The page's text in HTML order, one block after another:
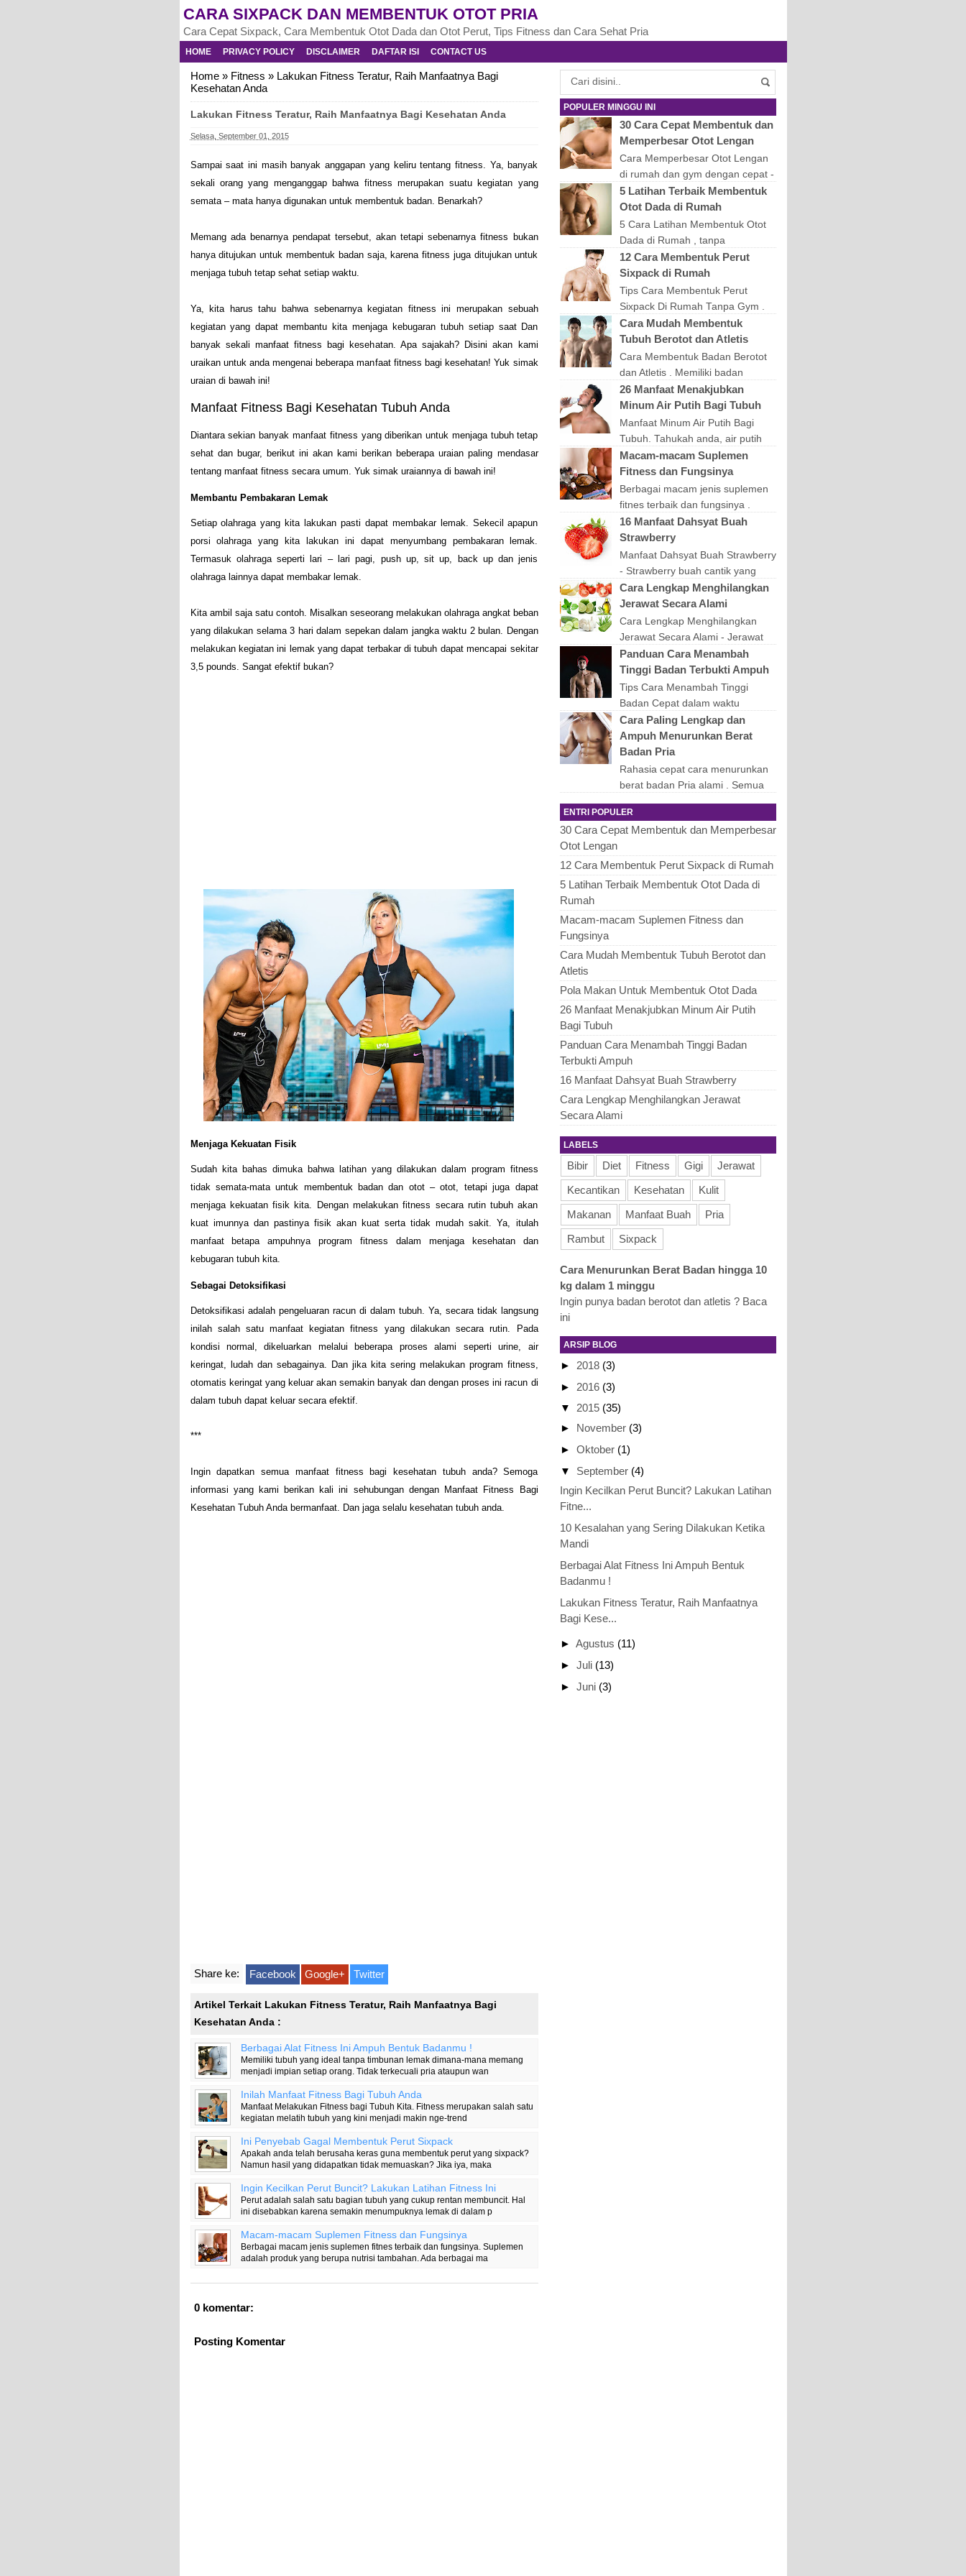
CARA SIXPACK DAN MEMBENTUK OTOT PRIA
Cara Cepat Sixpack, Cara Membentuk Otot Dada dan Otot Perut, Tips Fitness dan Cara Sehat Pria
HOME PRIVACY POLICY DISCLAIMER DAFTAR ISI CONTACT US
Home» Fitness » Lakukan Fitness Teratur, Raih Manfaatnya Bagi
Kesehatan Anda
Lakukan Fitness Teratur, Raih Manfaatnya Bagi Kesehatan Anda
Selasa, September 01, 2015
Sampai saat ini masih banyak anggapan yang keliru tentang fitness. Ya, banyak
sekali orang yang menganggap bahwa fitness merupakan suatu kegiatan yang
semata – mata hanya digunakan untuk membentuk badan. Benarkah?
Memang ada benarnya pendapat tersebut, akan tetapi sebenarnya fitness bukan
hanya ditujukan untuk membentuk badan saja, karena fitness juga ditujukan untuk
menjaga tubuh tetap sehat setiap waktu.
Ya, kita harus tahu bahwa sebenarnya kegiatan fitness ini merupakan sebuah
kegiatan yang dapat membantu kita menjaga kebugaran tubuh setiap saat Dan
banyak sekali manfaat fitness bagi kesehatan. Apa sajakah? Disini akan kami
uraikan untuk anda mengenai beberapa manfaat fitness bagi kesehatan! Yuk simak
uraian di bawah ini!
Manfaat Fitness Bagi Kesehatan Tubuh Anda
Diantara sekian banyak manfaat fitness yang diberikan untuk menjaga tubuh tetap
sehat dan bugar, berikut ini akan kami berikan beberapa uraian paling mendasar
tentang manfaat fitness secara umum. Yuk simak uraiannya di bawah ini!
Membantu Pembakaran Lemak
Setiap olahraga yang kita lakukan pasti dapat membakar lemak. Sekecil apapun
porsi olahraga yang kita lakukan ini dapat menyumbang pembakaran lemak.
Termasuk olahraga seperti lari – lari pagi, push up, sit up, back up dan jenis
olahraga lainnya dapat membakar lemak.
Kita ambil saja satu contoh. Misalkan seseorang melakukan olahraga angkat beban
yang dilakukan selama 3 hari dalam sepekan dalam jangka waktu 2 bulan. Dengan
melakukan kegiatan ini lemak yang dapat terbakar di tubuh dapat mencapai sekitar
3,5 pounds. Sangat efektif bukan?
Menjaga Kekuatan Fisik
Sudah kita bahas dimuka bahwa latihan yang dilakukan dalam program fitness
tidak semata-mata untuk membentuk badan dan otot – otot, tetapi juga dapat
menjaga kekuatan fisik kita. Dengan melakukan fitness secara rutin tubuh akan
kuat imunnya dan pastinya fisik akan kuat serta tidak mudah sakit. Ya, itulah
manfaat betapa ampuhnya program fitness dalam menjaga kesehatan dan
kebugaran tubuh kita.
Sebagai Detoksifikasi
Detoksifikasi adalah pengeluaran racun di dalam tubuh. Ya, secara tidak langsung
inilah salah satu manfaat kegiatan fitness yang dilakukan secara rutin. Pada
kondisi normal, dikeluarkan melalui beberapa proses alami seperti urine, air
keringat, ludah dan sebagainya. Dan jika kita sering melakukan program fitness,
otomatis keringat yang keluar akan semakin banyak dan dengan proses ini racun di
dalam tubuh dapat keluar secara efektif.
***
Ingin dapatkan semua manfaat fitness bagi kesehatan tubuh anda? Semoga
informasi yang kami berikan kali ini sehubungan dengan Manfaat Fitness Bagi
Kesehatan Tubuh Anda bermanfaat. Dan jaga selalu kesehatan tubuh anda.
Share ke: Facebook Google+ Twitter
Artikel Terkait Lakukan Fitness Teratur, Raih Manfaatnya Bagi
Kesehatan Anda :
Berbagai Alat Fitness Ini Ampuh Bentuk Badanmu !
Memiliki tubuh yang ideal tanpa timbunan lemak dimana-mana memang
menjadi impian setiap orang. Tidak terkecuali pria ataupun wan
Inilah Manfaat Fitness Bagi Tubuh Anda
Manfaat Melakukan Fitness bagi Tubuh Kita. Fitness merupakan salah satu
kegiatan melatih tubuh yang kini menjadi makin nge-trend
Ini Penyebab Gagal Membentuk Perut Sixpack
Apakah anda telah berusaha keras guna membentuk perut yang sixpack?
Namun hasil yang didapatkan tidak memuaskan? Jika iya, maka
Ingin Kecilkan Perut Buncit? Lakukan Latihan Fitness Ini
Perut adalah salah satu bagian tubuh yang cukup rentan membuncit. Hal
ini disebabkan karena semakin menumpuknya lemak di dalam p
Macam-macam Suplemen Fitness dan Fungsinya
Berbagai macam jenis suplemen fitnes terbaik dan fungsinya. Suplemen
adalah produk yang berupa nutrisi tambahan. Ada berbagai ma
0 komentar:
Posting Komentar
POPULER MINGGU INI
30 Cara Cepat Membentuk dan
Memperbesar Otot Lengan
Cara Memperbesar Otot Lengan
di rumah dan gym dengan cepat -
Memiliki tangan / lengan (biceps)
yang berotot dan atletis tentu
membuat nila...
5 Latihan Terbaik Membentuk
Otot Dada di Rumah
5 Cara Latihan Membentuk Otot
Dada di Rumah , tanpa
menggunakan alat, tanpa harus
ke Gym - Memiliki dada yang
bidang adalah impian banya...
12 Cara Membentuk Perut
Sixpack di Rumah
Tips Cara Membentuk Perut
Sixpack Di Rumah Tanpa Gym .
Memiliki perut sixpack merupakan
impian banyak pria. Dengan tubuh
sixpack, maka pria...
Cara Mudah Membentuk
Tubuh Berotot dan Atletis
Cara Membentuk Badan Berotot
dan Atletis . Memiliki badan
berotot dan atletis menjadi
kebanggaan bagi banyak kaum
lelaki. Namun sayang tent...
26 Manfaat Menakjubkan
Minum Air Putih Bagi Tubuh
Manfaat Minum Air Putih Bagi
Tubuh. Tahukah anda, air putih
punya sejuta manfaat untuk tubuh
manusia terutama bagi kesehatan
dan kecantikan...
Macam-macam Suplemen
Fitness dan Fungsinya
Berbagai macam jenis suplemen
fitnes terbaik dan fungsinya .
Suplemen adalah produk yang
berupa nutrisi tambahan. Ada
berbagai macam jenis ...
16 Manfaat Dahsyat Buah
Strawberry
Manfaat Dahsyat Buah Strawberry
- Strawberry buah cantik yang
berwarna merah ini ternyata
memiliki berbagai macam
kandungan kesehatan. Str...
Cara Lengkap Menghilangkan
Jerawat Secara Alami
Cara Lengkap Menghilangkan
Jerawat Secara Alami - Jerawat
merupakan masalah di kulit wajah
yang bisa timbul kapan saja.
Untuk mengatasi, m...
Panduan Cara Menambah
Tinggi Badan Terbukti Ampuh
Tips Cara Menambah Tinggi
Badan Cepat dalam waktu
singkat. Apakah kalian memiliki
masalah tinggi badan? Mungkin
saja setiap orang yang me...
Cara Paling Lengkap dan
Ampuh Menurunkan Berat
Badan Pria
Rahasia cepat cara menurunkan
berat badan Pria alami . Semua
Orang Berhasil melakukannya
dengan cara ini. Berat badan
merupakan salah satu...
ENTRI POPULER
30 Cara Cepat Membentuk dan Memperbesar
Otot Lengan
12 Cara Membentuk Perut Sixpack di Rumah
5 Latihan Terbaik Membentuk Otot Dada di
Rumah
Macam-macam Suplemen Fitness dan
Fungsinya
Cara Mudah Membentuk Tubuh Berotot dan
Atletis
Pola Makan Untuk Membentuk Otot Dada
26 Manfaat Menakjubkan Minum Air Putih
Bagi Tubuh
Panduan Cara Menambah Tinggi Badan
Terbukti Ampuh
16 Manfaat Dahsyat Buah Strawberry
Cara Lengkap Menghilangkan Jerawat
Secara Alami
LABELS
Bibir Diet Fitness Gigi
Jerawat
Kecantikan
Kesehatan
Kulit
Makanan
Manfaat Buah
Pria
Rambut
Sixpack
Cara Menurunkan Berat Badan hingga 10
kg dalam 1 minggu
Ingin punya badan berotot dan atletis ? Baca
ini
ARSIP BLOG
► 2018 (3)
► 2016 (3)
▼ 2015 (35)
► November (3)
► Oktober (1)
▼ September (4)
Ingin Kecilkan Perut Buncit? Lakukan Latihan
Fitne...
10 Kesalahan yang Sering Dilakukan Ketika
Mandi
Berbagai Alat Fitness Ini Ampuh Bentuk
Badanmu !
Lakukan Fitness Teratur, Raih Manfaatnya
Bagi Kese...
► Agustus (11)
► Juli (13)
► Juni (3)